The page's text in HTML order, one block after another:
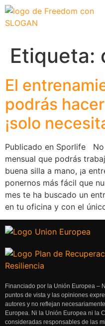
Etiqueta:
El
podrás
¡solo
Publicado en Sporlife
mensual que podrás
buena silla a mano, ¡a
ponernos más fácil que
mes te ha buscado un
en tu oficina y con el
Financiado por la Unión Europea –
puntos de vista y las opiniones
autores y no reflejan
Europea. Ni la Unión Europea ni la
consideradas responsables de las